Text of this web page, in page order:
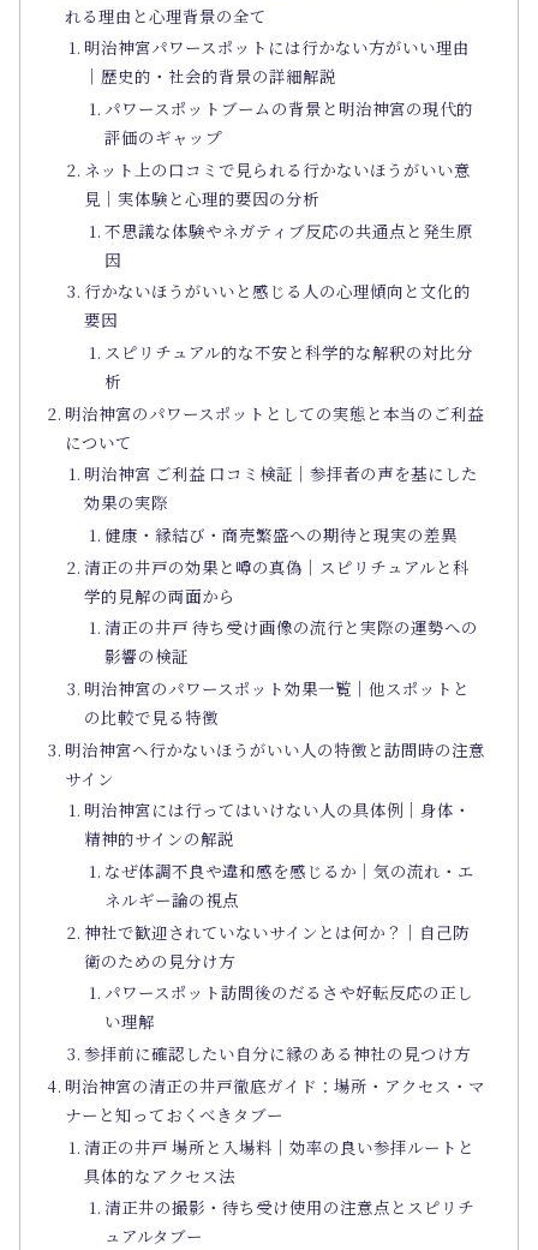
れる理由と心理背景の全て
明治神宮パワースポットには行かない方がいい理由
｜歴史的・社会的背景の詳細解説
パワースポットブームの背景と明治神宮の現代的
評価のギャップ
ネット上の口コミで見られる行かないほうがいい意
見｜実体験と心理的要因の分析
不思議な体験やネガティブ反応の共通点と発生原
因
行かないほうがいいと感じる人の心理傾向と文化的
要因
スピリチュアル的な不安と科学的な解釈の対比分
析
明治神宮のパワースポットとしての実態と本当のご利益
について
明治神宮 ご利益 口コミ検証｜参拝者の声を基にした
効果の実際
健康・縁結び・商売繁盛への期待と現実の差異
清正の井戸の効果と噂の真偽｜スピリチュアルと科
学的見解の両面から
清正の井戸 待ち受け画像の流行と実際の運勢への
影響の検証
明治神宮のパワースポット効果一覧｜他スポットと
の比較で見る特徴
明治神宮へ行かないほうがいい人の特徴と訪問時の注意
サイン
明治神宮には行ってはいけない人の具体例｜身体・
精神的サインの解説
なぜ体調不良や違和感を感じるか｜気の流れ・エ
ネルギー論の視点
神社で歓迎されていないサインとは何か？｜自己防
衛のための見分け方
パワースポット訪問後のだるさや好転反応の正し
い理解
参拝前に確認したい自分に縁のある神社の見つけ方
明治神宮の清正の井戸徹底ガイド：場所・アクセス・マ
ナーと知っておくべきタブー
清正の井戸 場所と入場料｜効率の良い参拝ルートと
具体的なアクセス法
清正井の撮影・待ち受け使用の注意点とスピリチ
ュアルタブー